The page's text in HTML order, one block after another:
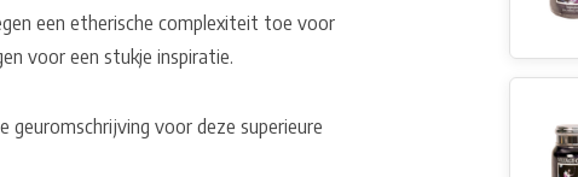
een etherische complexiteit toe voor
voor een stukje inspiratie.
geuromschrijving voor deze superieure